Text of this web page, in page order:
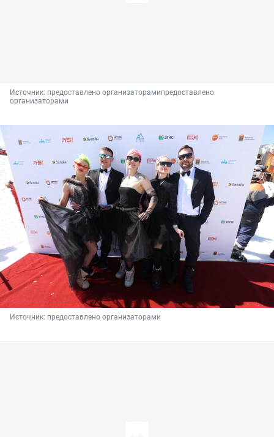
Источник: предоставлено организаторамипредоставлено
организаторами
Источник: предоставлено организаторами